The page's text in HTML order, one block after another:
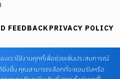
FEEDBACKPRIVACY POLICY
องเราใช้งานคุกกี้เพื่อช่วยเพิ่มประสบการณ์
ดียิ่งขึ้น คุณสามารถเลือกที่จะยอมรับหรือ